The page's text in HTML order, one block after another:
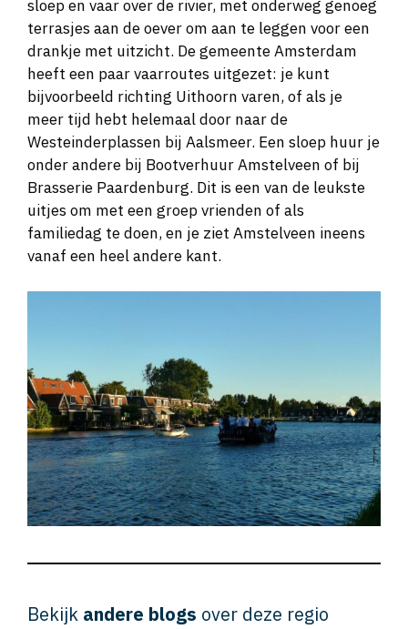
sloep en vaar over de rivier, met onderweg genoeg
terrasjes aan de oever om aan te leggen voor een
drankje met uitzicht. De gemeente Amsterdam
heeft een paar vaarroutes uitgezet: je kunt
bijvoorbeeld richting Uithoorn varen, of als je
meer tijd hebt helemaal door naar de
Westeinderplassen bij Aalsmeer. Een sloep huur je
onder andere bij Bootverhuur Amstelveen of bij
Brasserie Paardenburg. Dit is een van de leukste
uitjes om met een groep vrienden of als
familiedag te doen, en je ziet Amstelveen ineens
vanaf een heel andere kant.
Bekijk andere blogs over deze regio